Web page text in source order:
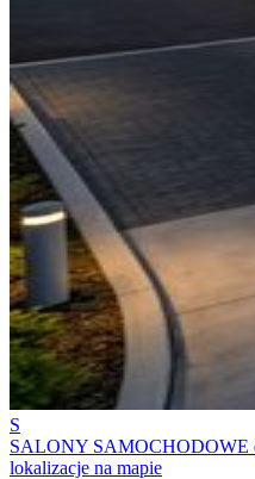
S
SALONY SAMOCHODOWE
lokalizacje na mapie